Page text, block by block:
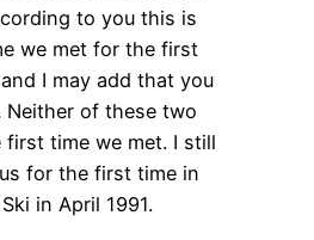
to you this is
we met for the first
I may add that you
Neither of these two
first time we met. I still
for the first time in
in April 1991.